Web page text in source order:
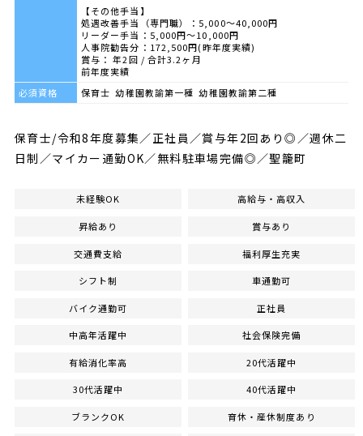
【その他手当】
処遇改善手当（専門職）：5,000～40,000円
リーダー手当：5,000円～10,000円
人事院勧告分：172,500円(昨年度実績)
賞与： 年2回 / 合計3.2ヶ月
前年度実績
必須資格
保育士 幼稚園教諭第一種 幼稚園教諭第二種
保育士/令和8年度募集／正社員／賞与年2回あり◎／週休二
日制／マイカー通勤OK／無料駐車場完備◎／聖籠町
未経験OK 高給与・高収入
昇給あり 賞与あり
交通費支給 福利厚生充実
シフト制 車通勤可
バイク通勤可 正社員
中高年活躍中 社会保険完備
有給消化率高 20代活躍中
30代活躍中 40代活躍中
ブランクOK 育休・産休制度あり